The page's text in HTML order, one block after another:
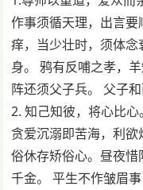
作事须循天理，出言
痒，当少壮时，须体
身。 鸦有反哺之孝，
阵还须父子兵。 父子
2. 知己知彼，将心比心
贪爱沉溺即苦海，利
俗休存矫俗心。昼夜
千金。 平生不作皱眉